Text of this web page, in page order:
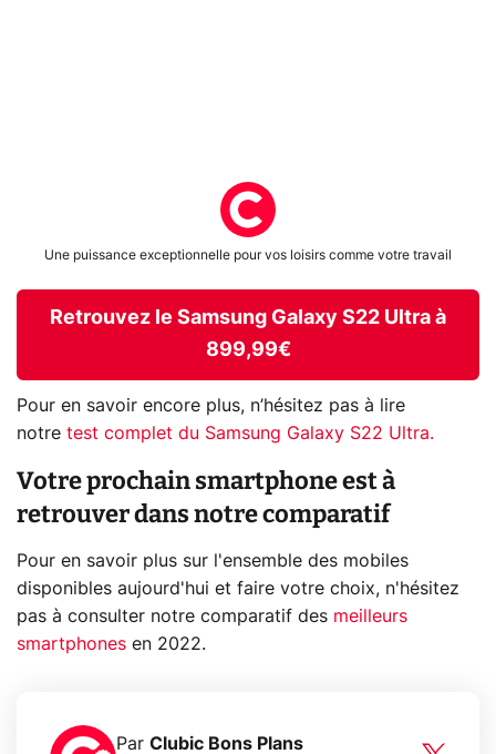
Une puissance exceptionnelle pour vos loisirs comme votre travail
Retrouvez le Samsung Galaxy S22 Ultra à
899,99€
Pour en savoir encore plus, n’hésitez pas à lire
notre test complet du Samsung Galaxy S22 Ultra.
Votre prochain smartphone est à
retrouver dans notre comparatif
Pour en savoir plus sur l'ensemble des mobiles
disponibles aujourd'hui et faire votre choix, n'hésitez
pas à consulter notre comparatif des meilleurs
smartphones en 2022.
Par Clubic Bons Plans